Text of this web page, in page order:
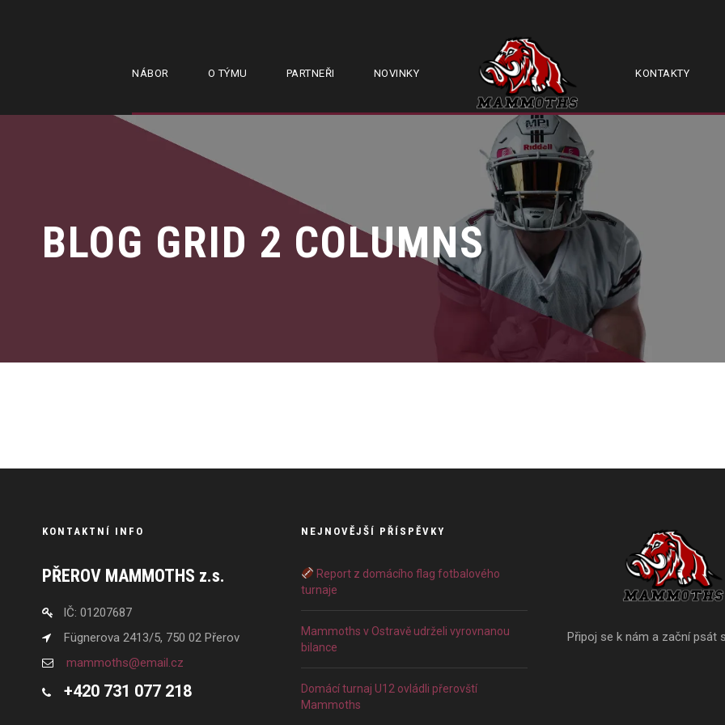
NÁBOR O TÝMU PARTNEŘI NOVINKY KONTAKTY
BLOG GRID 2 COLUMNS
KONTAKTNÍ INFO
PŘEROV MAMMOTHS z.s.
IČ: 01207687
Fügnerova 2413/5, 750 02 Přerov
mammoths@email.cz
+420 731 077 218
NEJNOVĚJŠÍ PŘÍSPĚVKY
Report z domácího flag fotbalového
turnaje
Mammoths v Ostravě udrželi vyrovnanou
bilance
Domácí turnaj U12 ovládli přerovští
Mammoths
Připoj se k nám a zační psát